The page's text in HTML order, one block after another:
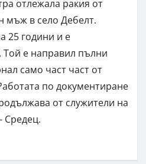
отлежала ракия от
мъж в село Дебелт.
25 години и е
е направил пълни
само част част от
по документиране
от служители на
Средец.